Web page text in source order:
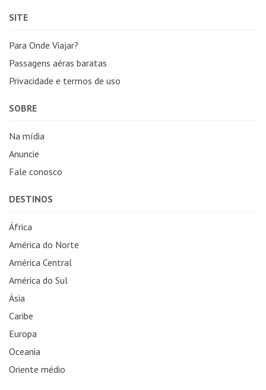
SITE
Para Onde Viajar?
Passagens aéras baratas
Privacidade e termos de uso
SOBRE
Na mídia
Anuncie
Fale conosco
DESTINOS
África
América do Norte
América Central
América do Sul
Ásia
Caribe
Europa
Oceania
Oriente médio